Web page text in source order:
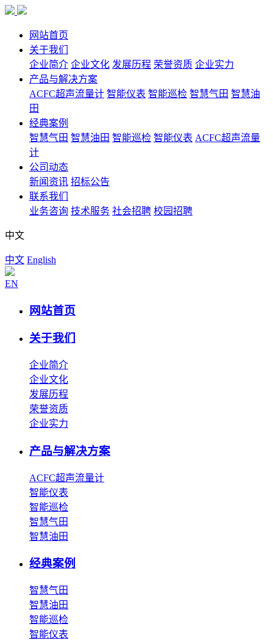
网站首页
关于我们
企业简介 企业文化 发展历程 荣誉资质 企业实力
产品与解决方案
ACFC超声流量计 智能仪表 智能巡检 智慧气田 智慧油
田
经典案例
智慧气田 智慧油田 智能巡检 智能仪表 ACFC超声流量
计
公司动态
新闻资讯 招标公告
联系我们
业务咨询 技术服务 社会招聘 校园招聘
中文
中文 English
EN
网站首页
关于我们
企业简介
企业文化
发展历程
荣誉资质
企业实力
产品与解决方案
ACFC超声流量计
智能仪表
智能巡检
智慧气田
智慧油田
经典案例
智慧气田
智慧油田
智能巡检
智能仪表